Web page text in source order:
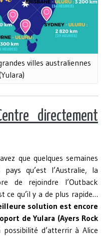
villes australiennes
directement
que quelques semaines
qu’est l’Australie, la
de rejoindre l’Outback
ce qu’il y a de plus rapide…
solution est encore
de Yulara (Ayers Rock
d’atterrir à Alice